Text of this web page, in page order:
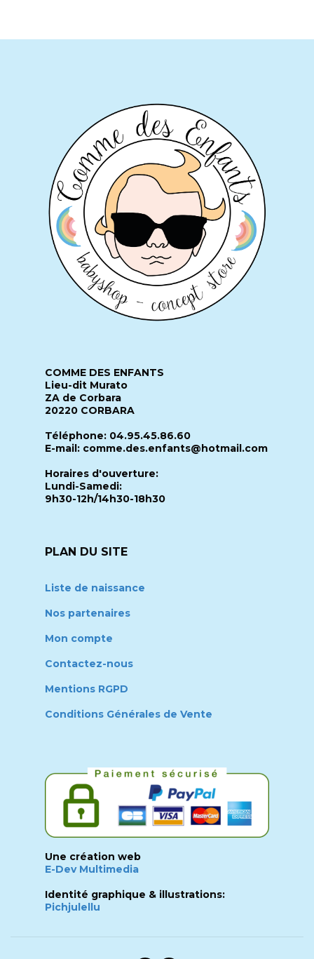
COMME DES ENFANTS
Lieu-dit Murato
ZA de Corbara
20220 CORBARA
Téléphone: 04.95.45.86.60
E-mail: comme.des.enfants@hotmail.com
Horaires d'ouverture:
Lundi-Samedi:
9h30-12h/14h30-18h30
PLAN DU SITE
Liste de naissance
Nos partenaires
Mon compte
Contactez-nous
Mentions RGPD
Conditions Générales de Vente
Une création web
E-Dev Multimedia
Identité graphique & illustrations:
Pichjulellu